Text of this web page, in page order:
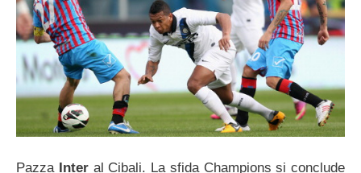
Pazza Interal Cibali. La sfida Champions si conclude